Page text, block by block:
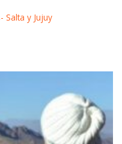
Salta y Jujuy